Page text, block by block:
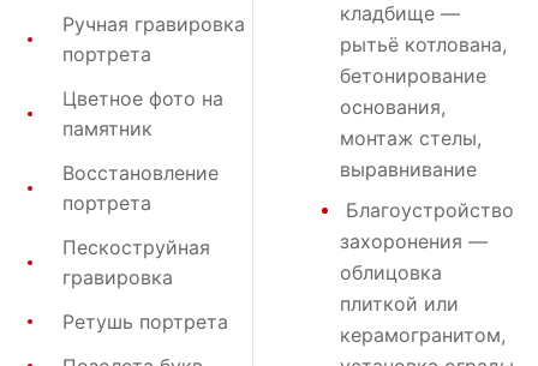
Ручная гравировка
портрета
Цветное фото на
памятник
Восстановление
портрета
Пескоструйная
гравировка
Ретушь портрета
кладбище —
рытьё котлована,
бетонирование
основания,
монтаж стелы,
выравнивание
Благоустройство
захоронения —
облицовка
плиткой или
керамогранитом,